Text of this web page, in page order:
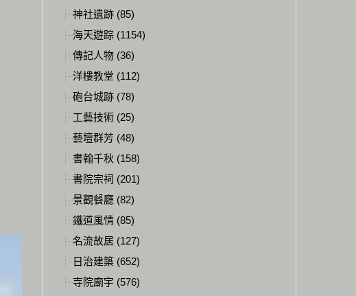
神社遺跡 (85)
海天遊踪 (1154)
傳記人物 (36)
洋樓教堂 (112)
砲台城跡 (78)
工藝技術 (25)
藝壇群芳 (48)
書翰千秋 (158)
書院宗祠 (201)
景觀餐廳 (82)
鐵道風情 (85)
名流故居 (127)
日治建築 (652)
寺院廟宇 (576)